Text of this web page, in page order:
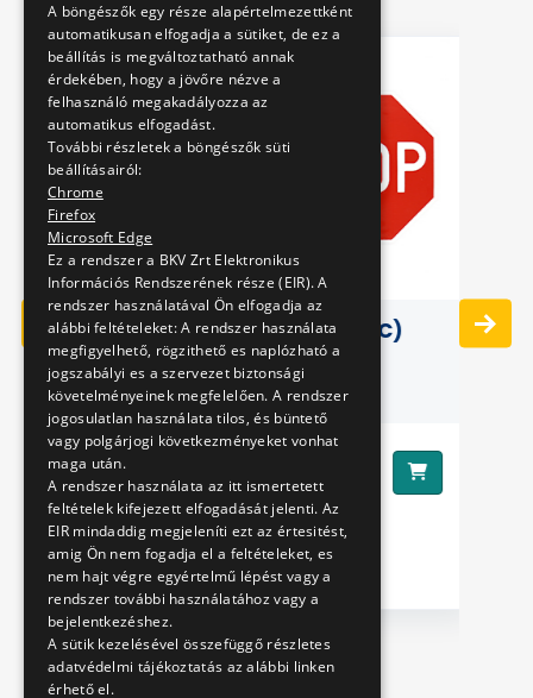
TRAFFIC SIGN (PLASTIC)
Ár:
A böngészők egy része alapértelmezettként
automatikusan elfogadja a sütiket, de ez a
beállítás is megváltoztatható annak
érdekében, hogy a jövőre nézve a
felhasználó megakadályozza az
automatikus elfogadást.
További részletek a böngészők süti
beállításairól:
Chrome
Firefox
Microsoft Edge
Ez a rendszer a BKV Zrt Elektronikus
Információs Rendszerének része (EIR). A
rendszer használatával Ön elfogadja az
alábbi feltételeket: A rendszer használata
megfigyelhető, rögzithető es naplózható a
jogszabályi es a szervezet biztonsági
követelményeinek megfelelően. A rendszer
jogosulatlan használata tilos, és büntető
vagy polgárjogi következményeket vonhat
maga után.
A rendszer használata az itt ismertetett
feltételek kifejezett elfogadását jelenti. Az
EIR mindaddig megjeleníti ezt az értesitést,
amig Ön nem fogadja el a feltételeket, es
nem hajt végre egyértelmű lépést vagy a
rendszer további használatához vagy a
bejelentkezéshez.
A sütik kezelésével összefüggő részletes
adatvédelmi tájékoztatás az alábbi linken
érhető el.